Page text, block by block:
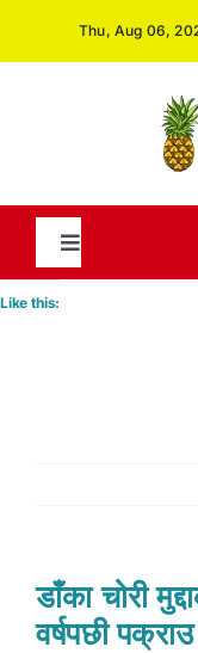
Thu, Aug 06,
Toggle
Navigation
Like this:
डाँका चोरी
वर्षपछी पक्राउ